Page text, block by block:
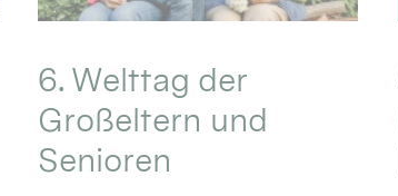
6. Welttag der
Großeltern und
Senioren